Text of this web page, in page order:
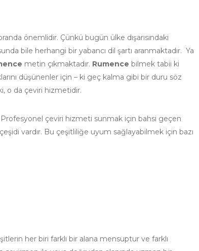
önemlidir. Çünkü bugün ülke dışarısındaki
bile herhangi bir yabancı dil şartı aranmaktadır. Ya
metin çıkmaktadır. Rumence bilmek tabii ki
düşünenler için – ki geç kalma gibi bir duru söz
o da çeviri hizmetidir.
çeviri hizmeti sunmak için bahsi geçen
vardır. Bu çeşitliliğe uyum sağlayabilmek için bazı
her biri farklı bir alana mensuptur ve farklı